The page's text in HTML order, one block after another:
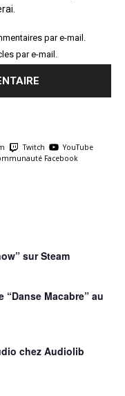
par e-mail.
par e-mail.
Twitch
YouTube
Facebook
sur Steam
Macabre” au
chez Audiolib